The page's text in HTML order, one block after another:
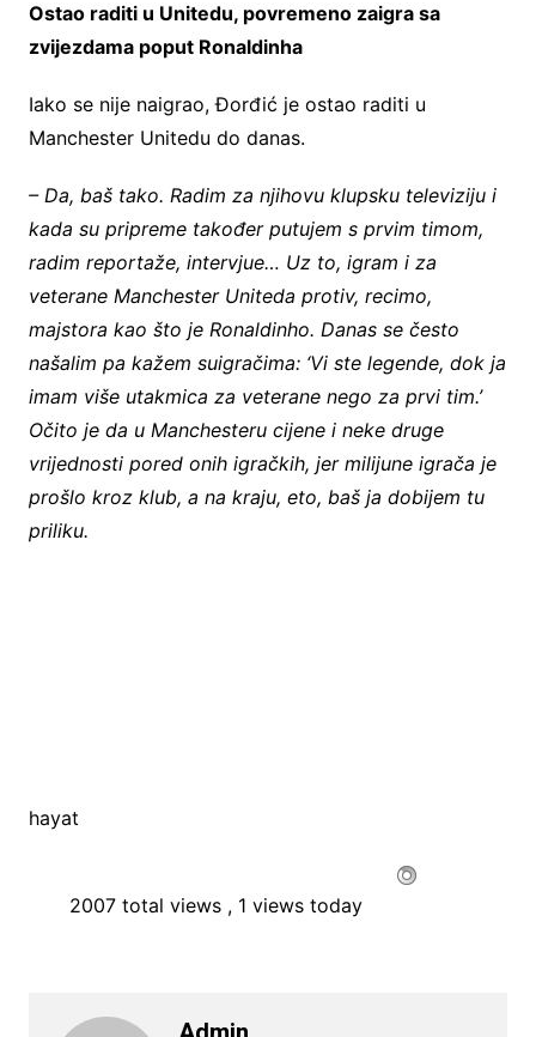
Ostao raditi u Unitedu, povremeno zaigra sa
zvijezdama poput Ronaldinha
Iako se nije naigrao, Đorđić je ostao raditi u
Manchester Unitedu do danas.
– Da, baš tako. Radim za njihovu klupsku televiziju i
kada su pripreme također putujem s prvim timom,
radim reportaže, intervjue… Uz to, igram i za
veterane Manchester Uniteda protiv, recimo,
majstora kao što je Ronaldinho. Danas se često
našalim pa kažem suigračima: ‘Vi ste legende, dok ja
imam više utakmica za veterane nego za prvi tim.’
Očito je da u Manchesteru cijene i neke druge
vrijednosti pored onih igračkih, jer milijune igrača je
prošlo kroz klub, a na kraju, eto, baš ja dobijem tu
priliku.
hayat
2007 total views , 1 views today